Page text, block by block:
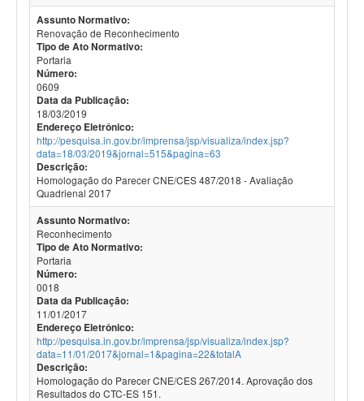
Assunto Normativo:
Renovação de Reconhecimento
Tipo de Ato Normativo:
Portaria
Número:
0609
Data da Publicação:
18/03/2019
Endereço Eletrônico:
http://pesquisa.in.gov.br/imprensa/jsp/visualiza/index.jsp?
data=18/03/2019&jornal=515&pagina=63
Descrição:
Homologação do Parecer CNE/CES 487/2018 - Avaliação
Quadrienal 2017
Assunto Normativo:
Reconhecimento
Tipo de Ato Normativo:
Portaria
Número:
0018
Data da Publicação:
11/01/2017
Endereço Eletrônico:
http://pesquisa.in.gov.br/imprensa/jsp/visualiza/index.jsp?
data=11/01/2017&jornal=1&pagina=22&totalA
Descrição:
Homologação do Parecer CNE/CES 267/2014. Aprovação dos
Resultados do CTC-ES 151.